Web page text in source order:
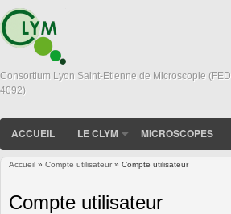
Consortium Lyon Saint-Etienne de Microscopie (FED
4092)
ACCUEIL LE CLYM MICROSCOPES
Accueil » Compte utilisateur » Compte utilisateur
Compte utilisateur